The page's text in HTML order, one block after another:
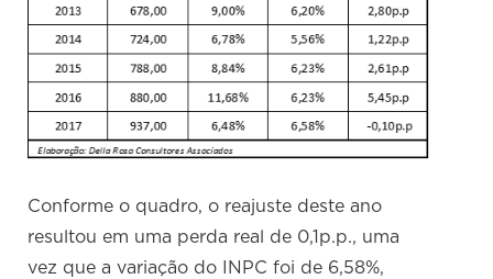
Conforme o quadro, o reajuste deste ano
resultou em uma perda real de 0,1p.p., uma
vez que a variação do INPC foi de 6,58%,